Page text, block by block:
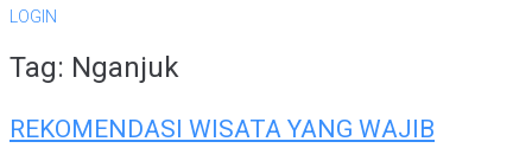
LOGIN
Tag: Nganjuk
REKOMENDASI WISATA YANG WAJIB